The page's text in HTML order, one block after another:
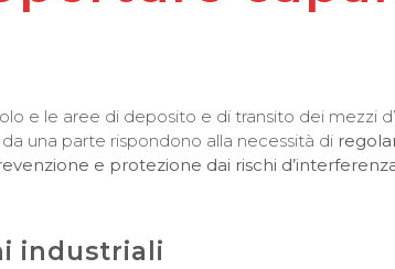
e le aree di deposito e di transito dei mezzi
una parte rispondono alla necessità di
e protezione dai rischi
industriali